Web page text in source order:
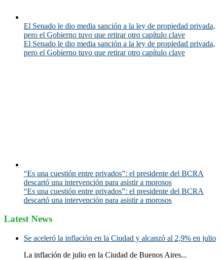
El Senado le dio media sanción a la ley de propiedad privada,
pero el Gobierno tuvo que retirar otro capítulo clave
El Senado le dio media sanción a la ley de propiedad privada,
pero el Gobierno tuvo que retirar otro capítulo clave
“Es una cuestión entre privados”: el presidente del BCRA
descartó una intervención para asistir a morosos
“Es una cuestión entre privados”: el presidente del BCRA
descartó una intervención para asistir a morosos
Latest News
Se aceleró la inflación en la Ciudad y alcanzó al 2,9% en julio
La inflación de julio en la Ciudad de Buenos Aires...